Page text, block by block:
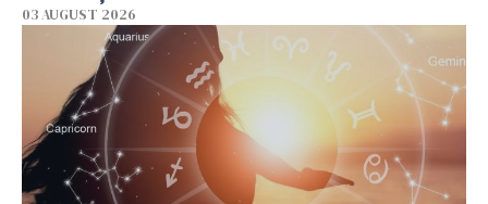
03 AUGUST 2026